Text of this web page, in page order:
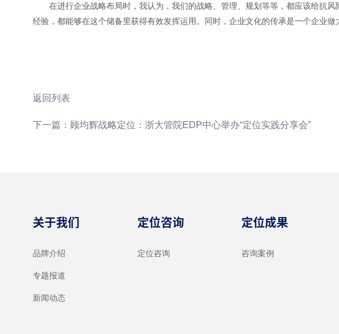
在进行企业战略布局时，我认为，我们的战略、管理、规划等等，都应该给抗
经验，都能够在这个储备里获得有效发挥运用。同时，企业文化的传承是一个企业做
返回列表
下一篇：顾均辉战略定位：浙大管院EDP中心举办“定位实践分享会”
关于我们
品牌介绍
专题报道
新闻动态
定位咨询
定位咨询
定位成果
咨询案例